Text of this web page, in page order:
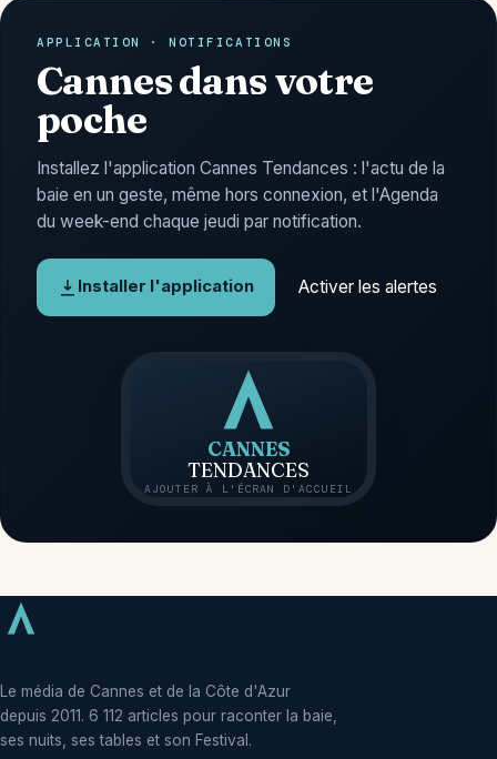
APPLICATION · NOTIFICATIONS
Cannes dans votre
poche
Installez l'application Cannes Tendances : l'actu de la
baie en un geste, même hors connexion, et l'Agenda
du week-end chaque jeudi par notification.
Installer l'application Activer les alertes
CANNES
TENDANCES
AJOUTER À L'ÉCRAN D'ACCUEIL
Le média de Cannes et de la Côte d'Azur
depuis 2011. 6 112 articles pour raconter la baie,
ses nuits, ses tables et son Festival.